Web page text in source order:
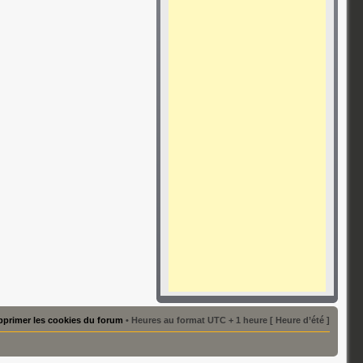
les cookies du forum • Heures au format UTC + 1 heure [ Heure d’été ]